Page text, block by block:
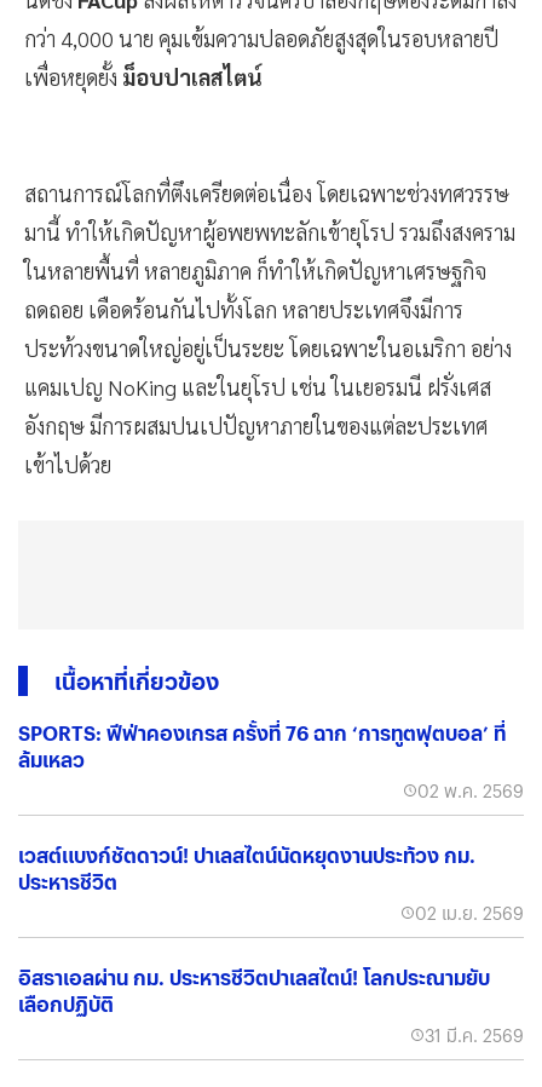
กว่า 4,000 นาย คุมเข้มความปลอดภัยสูงสุดในรอบหลายปี
เพื่อหยุดยั้ง ม็อบปาเลสไตน์
สถานการณ์โลกที่ตึงเครียดต่อเนื่อง โดยเฉพาะช่วงทศวรรษ
มานี้ ทำให้เกิดปัญหาผู้อพยพทะลักเข้ายุโรป รวมถึงสงคราม
ในหลายพื้นที่ หลายภูมิภาค ก็ทำให้เกิดปัญหาเศรษฐกิจ
ถดถอย เดือดร้อนกันไปทั้งโลก หลายประเทศจึงมีการ
ประท้วงขนาดใหญ่อยู่เป็นระยะ โดยเฉพาะในอเมริกา อย่าง
แคมเปญ NoKing และในยุโรป เช่น ในเยอรมนี ฝรั่งเศส
อังกฤษ มีการผสมปนเปปัญหาภายในของแต่ละประเทศ
เข้าไปด้วย
เนื้อหาที่เกี่ยวข้อง
SPORTS: ฟีฟ่าคองเกรส ครั้งที่ 76 ฉาก ‘การทูตฟุตบอล’ ที่
ล้มเหลว
02 พ.ค. 2569
เวสต์แบงก์ชัตดาวน์! ปาเลสไตน์นัดหยุดงานประท้วง กม.
ประหารชีวิต
02 เม.ย. 2569
อิสราเอลผ่าน กม. ประหารชีวิตปาเลสไตน์! โลกประณามยับ
เลือกปฏิบัติ
31 มี.ค. 2569